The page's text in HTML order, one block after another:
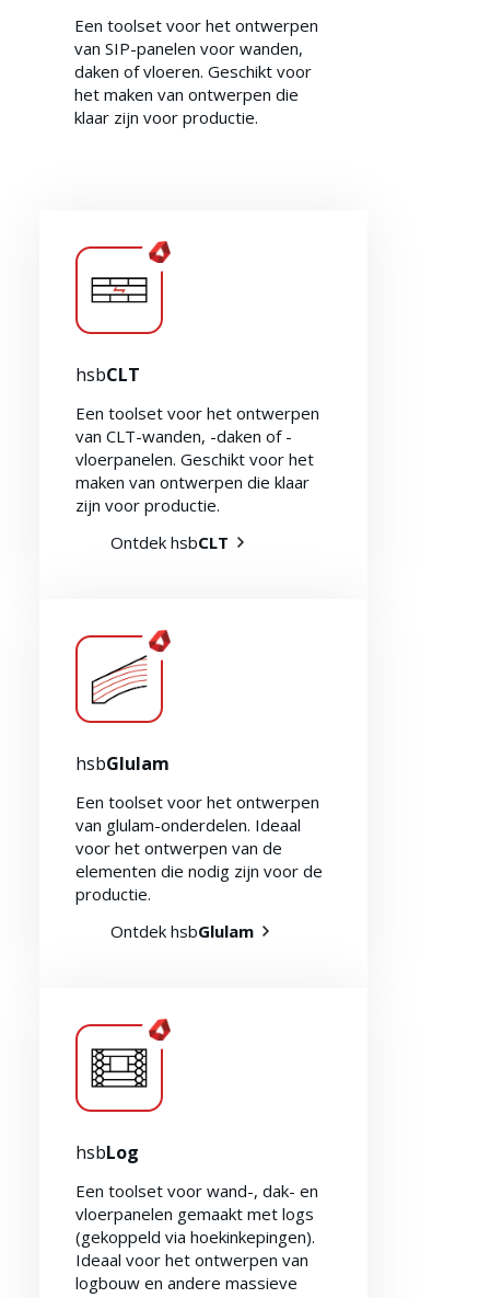
Een toolset voor het ontwerpen
van SIP-panelen voor wanden,
daken of vloeren. Geschikt voor
het maken van ontwerpen die
klaar zijn voor productie.
hsbCLT
Een toolset voor het ontwerpen
van CLT-wanden, -daken of -
vloerpanelen. Geschikt voor het
maken van ontwerpen die klaar
zijn voor productie.
Ontdek hsbCLT
hsbGlulam
Een toolset voor het ontwerpen
van glulam-onderdelen. Ideaal
voor het ontwerpen van de
elementen die nodig zijn voor de
productie.
Ontdek hsbGlulam
hsbLog
Een toolset voor wand-, dak- en
vloerpanelen gemaakt met logs
(gekoppeld via hoekinkepingen).
Ideaal voor het ontwerpen van
logbouw en andere massieve